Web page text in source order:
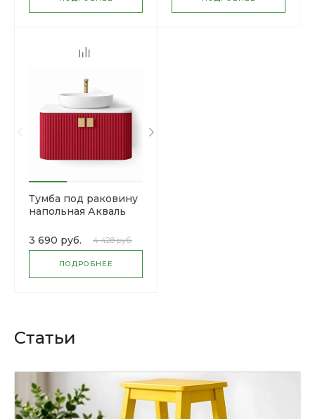
Тумба под раковину
напольная Акваль
3 690 руб.
4 428 руб.
ПОДРОБНЕЕ
Статьи